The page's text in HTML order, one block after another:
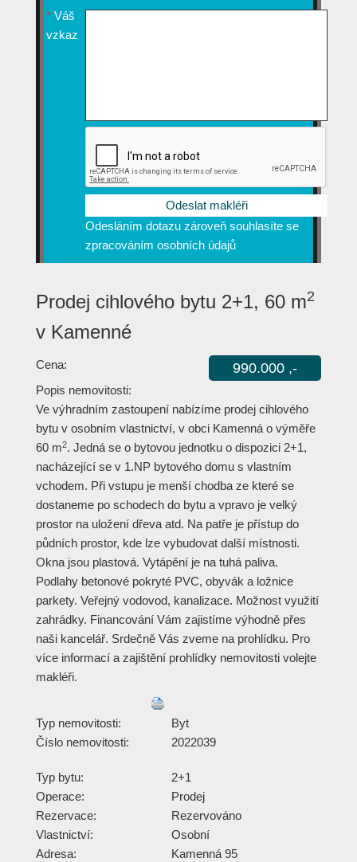
* Váš
vzkaz
Odesláním dotazu zároveň souhlasíte se
zpracováním osobních údajů
Prodej cihlového bytu 2+1, 60 m2
v Kamenné
Cena: 990.000 ,-
Popis nemovitosti:
Ve výhradním zastoupení nabízíme prodej cihlového
bytu v osobním vlastnictví, v obci Kamenná o výměře
60 m2. Jedná se o bytovou jednotku o dispozici 2+1,
nacházející se v 1.NP bytového domu s vlastním
vchodem. Při vstupu je menší chodba ze které se
dostaneme po schodech do bytu a vpravo je velký
prostor na uložení dřeva atd. Na patře je přístup do
půdních prostor, kde lze vybudovat další místnosti.
Okna jsou plastová. Vytápění je na tuhá paliva.
Podlahy betonové pokryté PVC, obyvák a ložnice
parkety. Veřejný vodovod, kanalizace. Možnost využití
zahrádky. Financování Vám zajistíme výhodně přes
naši kancelář. Srdečně Vás zveme na prohlídku. Pro
více informací a zajištění prohlídky nemovitosti volejte
makléři.
Typ nemovitosti:
Byt
Číslo nemovitosti:
2022039
Typ bytu:
2+1
Operace:
Prodej
Rezervace:
Rezervováno
Vlastnictví:
Osobní
Adresa:
Kamenná 95